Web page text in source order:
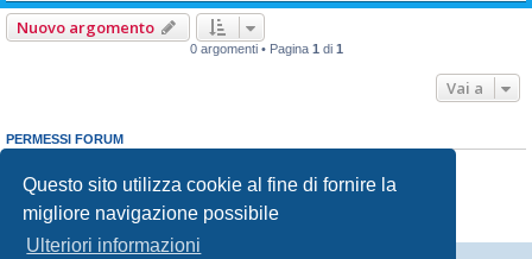
Questo sito utilizza cookie al fine di fornire la
migliore navigazione possibile
Ulteriori informazioni
Nuovo argomento
0 argomenti • Pagina 1 di 1
Vai a
PERMESSI FORUM
Non puoirispondere negli argomenti
Non puoimodificare i tuoi messaggi
Non puoicancellare i tuoi messaggi
Non puoi
inviare allegati